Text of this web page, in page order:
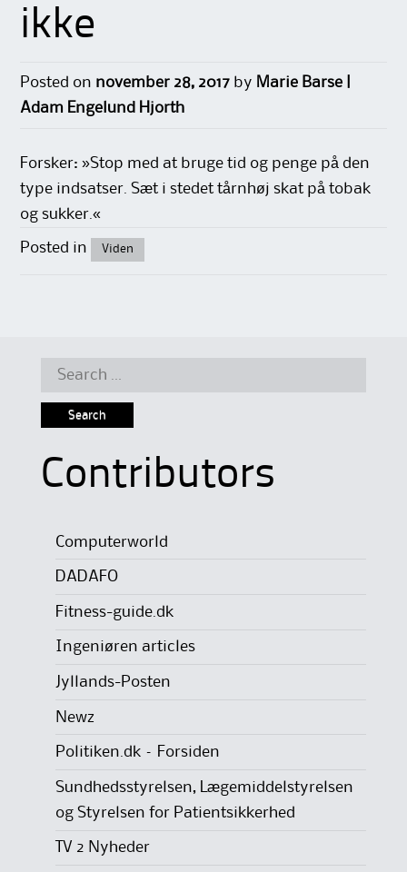
ikke
Posted on november 28, 2017 by Marie Barse |
Adam Engelund Hjorth
Forsker: »Stop med at bruge tid og penge på den
type indsatser. Sæt i stedet tårnhøj skat på tobak
og sukker.«
Posted in Viden
Search
Contributors
Computerworld
DADAFO
Fitness-guide.dk
Ingeniøren articles
Jyllands-Posten
Newz
Politiken.dk – Forsiden
Sundhedsstyrelsen, Lægemiddelstyrelsen
og Styrelsen for Patientsikkerhed
TV 2 Nyheder